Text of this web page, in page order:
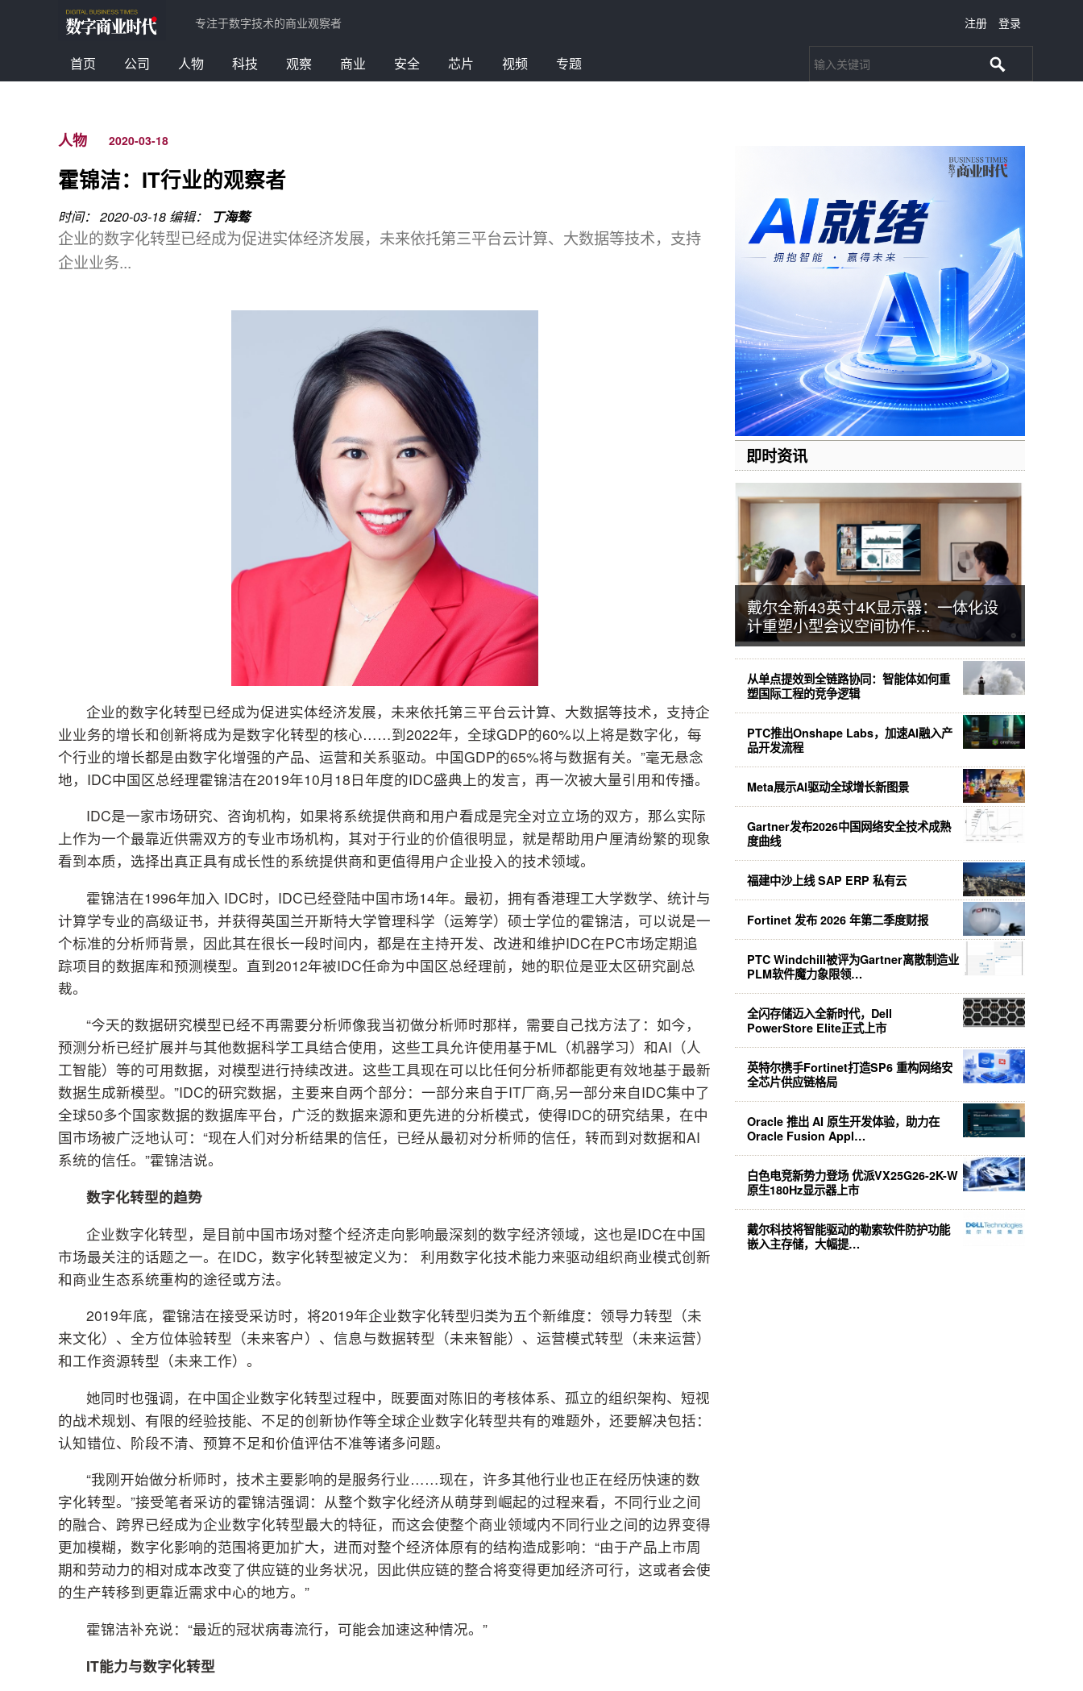
专注于数字技术的商业观察者 注册 登录
首页 公司 人物 科技 观察 商业 安全 芯片 视频 专题
人物 2020-03-18
霍锦洁：IT行业的观察者
时间： 2020-03-18编辑： 丁海骜
企业的数字化转型已经成为促进实体经济发展，未来依托第三平台云计算、大数据等技术，支持
企业业务...
企业的数字化转型已经成为促进实体经济发展，未来依托第三平台云计算、大数据等技术，支持企
业业务的增长和创新将成为是数字化转型的核心……到2022年，全球GDP的60%以上将是数字化，每
个行业的增长都是由数字化增强的产品、运营和关系驱动。中国GDP的65%将与数据有关。”毫无悬念
地，IDC中国区总经理霍锦洁在2019年10月18日年度的IDC盛典上的发言，再一次被大量引用和传播。
IDC是一家市场研究、咨询机构，如果将系统提供商和用户看成是完全对立立场的双方，那么实际
上作为一个最靠近供需双方的专业市场机构，其对于行业的价值很明显，就是帮助用户厘清纷繁的现象
看到本质，选择出真正具有成长性的系统提供商和更值得用户企业投入的技术领域。
霍锦洁在1996年加入 IDC时，IDC已经登陆中国市场14年。最初，拥有香港理工大学数学、统计与
计算学专业的高级证书，并获得英国兰开斯特大学管理科学（运筹学）硕士学位的霍锦洁，可以说是一
个标准的分析师背景，因此其在很长一段时间内，都是在主持开发、改进和维护IDC在PC市场定期追
踪项目的数据库和预测模型。直到2012年被IDC任命为中国区总经理前，她的职位是亚太区研究副总
裁。
“今天的数据研究模型已经不再需要分析师像我当初做分析师时那样，需要自己找方法了：如今，
预测分析已经扩展并与其他数据科学工具结合使用，这些工具允许使用基于ML（机器学习）和AI（人
工智能）等的可用数据，对模型进行持续改进。这些工具现在可以比任何分析师都能更有效地基于最新
数据生成新模型。”IDC的研究数据，主要来自两个部分：一部分来自于IT厂商,另一部分来自IDC集中了
全球50多个国家数据的数据库平台，广泛的数据来源和更先进的分析模式，使得IDC的研究结果，在中
国市场被广泛地认可：“现在人们对分析结果的信任，已经从最初对分析师的信任，转而到对数据和AI
系统的信任。”霍锦洁说。
数字化转型的趋势
企业数字化转型，是目前中国市场对整个经济走向影响最深刻的数字经济领域，这也是IDC在中国
市场最关注的话题之一。在IDC，数字化转型被定义为： 利用数字化技术能力来驱动组织商业模式创新
和商业生态系统重构的途径或方法。
2019年底，霍锦洁在接受采访时，将2019年企业数字化转型归类为五个新维度：领导力转型（未
来文化）、全方位体验转型（未来客户）、信息与数据转型（未来智能）、运营模式转型（未来运营）
和工作资源转型（未来工作）。
她同时也强调，在中国企业数字化转型过程中，既要面对陈旧的考核体系、孤立的组织架构、短视
的战术规划、有限的经验技能、不足的创新协作等全球企业数字化转型共有的难题外，还要解决包括：
认知错位、阶段不清、预算不足和价值评估不准等诸多问题。
“我刚开始做分析师时，技术主要影响的是服务行业……现在，许多其他行业也正在经历快速的数
字化转型。”接受笔者采访的霍锦洁强调：从整个数字化经济从萌芽到崛起的过程来看，不同行业之间
的融合、跨界已经成为企业数字化转型最大的特征，而这会使整个商业领域内不同行业之间的边界变得
更加模糊，数字化影响的范围将更加扩大，进而对整个经济体原有的结构造成影响：“由于产品上市周
期和劳动力的相对成本改变了供应链的业务状况，因此供应链的整合将变得更加经济可行，这或者会使
的生产转移到更靠近需求中心的地方。”
霍锦洁补充说：“最近的冠状病毒流行，可能会加速这种情况。”
IT能力与数字化转型
即时资讯
戴尔全新43英寸4K显示器：一体化设
计重塑小型会议空间协作…
从单点提效到全链路协同：智能体如何重
塑国际工程的竞争逻辑
PTC推出Onshape Labs，加速AI融入产
品开发流程
Meta展示AI驱动全球增长新图景
Gartner发布2026中国网络安全技术成熟
度曲线
福建中沙上线 SAP ERP 私有云
Fortinet 发布 2026 年第二季度财报
PTC Windchill被评为Gartner离散制造业
PLM软件魔力象限领…
全闪存储迈入全新时代，Dell
PowerStore Elite正式上市
英特尔携手Fortinet打造SP6 重构网络安
全芯片供应链格局
Oracle 推出 AI 原生开发体验，助力在
Oracle Fusion Appl…
白色电竞新势力登场 优派VX25G26-2K-W
原生180Hz显示器上市
戴尔科技将智能驱动的勒索软件防护功能
嵌入主存储，大幅提…